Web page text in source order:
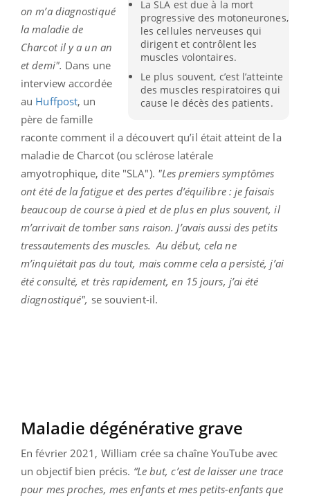
La SLA est due à la mort
progressive des motoneurones,
les cellules nerveuses qui
dirigent et contrôlent les
muscles volontaires.
Le plus souvent, c’est l’atteinte
des muscles respiratoires qui
cause le décès des patients.
on m’a diagnostiqué
la maladie de
Charcot il y a un an
et demi". Dans une
interview accordée
au Huffpost, un
père de famille
raconte comment il a découvert qu’il était atteint de la
maladie de Charcot (ou sclérose latérale
amyotrophique, dite "SLA"). "Les premiers symptômes
ont été de la fatigue et des pertes d’équilibre : je faisais
beaucoup de course à pied et de plus en plus souvent, il
m’arrivait de tomber sans raison. J’avais aussi des petits
tressautements des muscles. Au début, cela ne
m’inquiétait pas du tout, mais comme cela a persisté, j’ai
été consulté, et très rapidement, en 15 jours, j’ai été
diagnostiqué", se souvient-il.
Maladie dégénérative grave
En février 2021, William crée sa chaîne YouTube avec
un objectif bien précis. “Le but, c’est de laisser une trace
pour mes proches, mes enfants et mes petits-enfants que